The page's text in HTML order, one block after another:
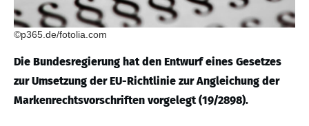
©p365.de/fotolia.com
Die Bundesregierung hat den Entwurf eines Gesetzes
zur Umsetzung der EU-Richtlinie zur Angleichung der
Markenrechtsvorschriften vorgelegt (19/2898).